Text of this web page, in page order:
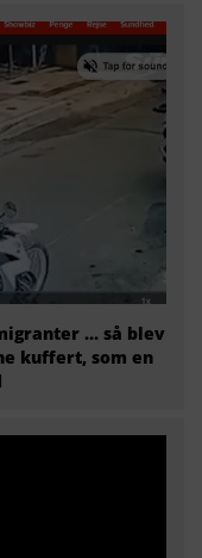
… så blev
kuffert, som en